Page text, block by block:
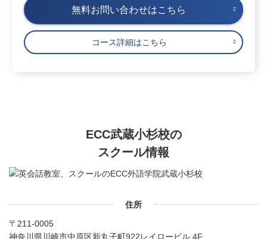
無料お問い合わせはこちら
コース詳細はこちら
ECC武蔵小杉校の
スクール情報
住所
〒211-0005
神奈川県川崎市中原区新丸子町922レイロービル 4F